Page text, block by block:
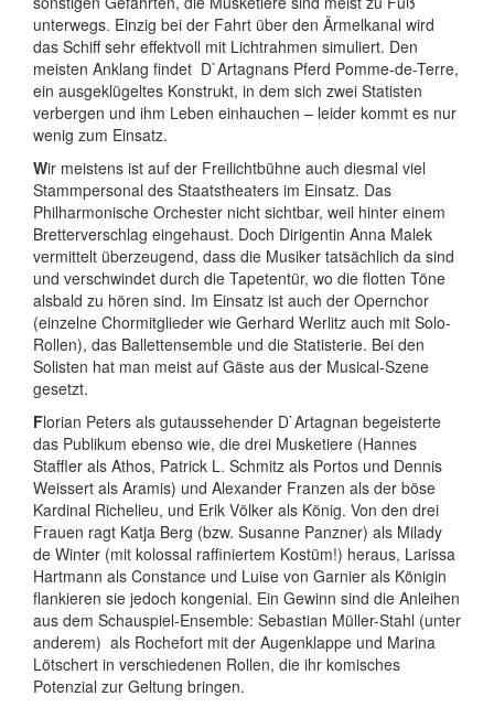
unterwegs. Einzig bei der Fahrt über den Ärmelkanal wird
das Schiff sehr effektvoll mit Lichtrahmen simuliert. Den
meisten Anklang findet D`Artagnans Pferd Pomme-de-Terre,
ein ausgeklügeltes Konstrukt, in dem sich zwei Statisten
verbergen und ihm Leben einhauchen – leider kommt es nur
wenig zum Einsatz.
Wir meistens ist auf der Freilichtbühne auch diesmal viel
Stammpersonal des Staatstheaters im Einsatz. Das
Philharmonische Orchester nicht sichtbar, weil hinter einem
Bretterverschlag eingehaust. Doch Dirigentin Anna Malek
vermittelt überzeugend, dass die Musiker tatsächlich da sind
und verschwindet durch die Tapetentür, wo die flotten Töne
alsbald zu hören sind. Im Einsatz ist auch der Opernchor
(einzelne Chormitglieder wie Gerhard Werlitz auch mit Solo-
Rollen), das Ballettensemble und die Statisterie. Bei den
Solisten hat man meist auf Gäste aus der Musical-Szene
gesetzt.
Florian Peters als gutaussehender D`Artagnan begeisterte
das Publikum ebenso wie, die drei Musketiere (Hannes
Staffler als Athos, Patrick L. Schmitz als Portos und Dennis
Weissert als Aramis) und Alexander Franzen als der böse
Kardinal Richelieu, und Erik Völker als König. Von den drei
Frauen ragt Katja Berg (bzw. Susanne Panzner) als Milady
de Winter (mit kolossal raffiniertem Kostüm!) heraus, Larissa
Hartmann als Constance und Luise von Garnier als Königin
flankieren sie jedoch kongenial. Ein Gewinn sind die Anleihen
aus dem Schauspiel-Ensemble: Sebastian Müller-Stahl (unter
anderem) als Rochefort mit der Augenklappe und Marina
Lötschert in verschiedenen Rollen, die ihr komisches
Potenzial zur Geltung bringen.